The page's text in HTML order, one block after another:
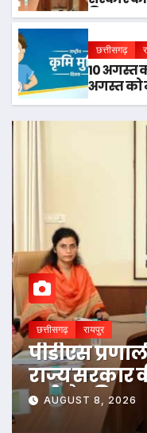
बिलासपुर
छत्तीसगढ़
10 अगस्त
अगस्त को
छत्तीसगढ़ रायपुर
10 अगस्त को
एवं 17 अगस्त
AUGUST 8, 2026